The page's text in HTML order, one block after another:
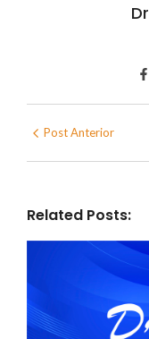
Post Anterior
Related Posts: